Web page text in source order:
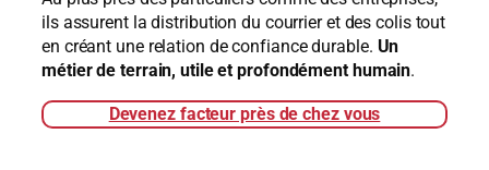
ils assurent la distribution du courrier et des colis tout
en créant une relation de confiance durable. Un
métier de terrain, utile et profondément humain.
Devenez facteur près de chez vous